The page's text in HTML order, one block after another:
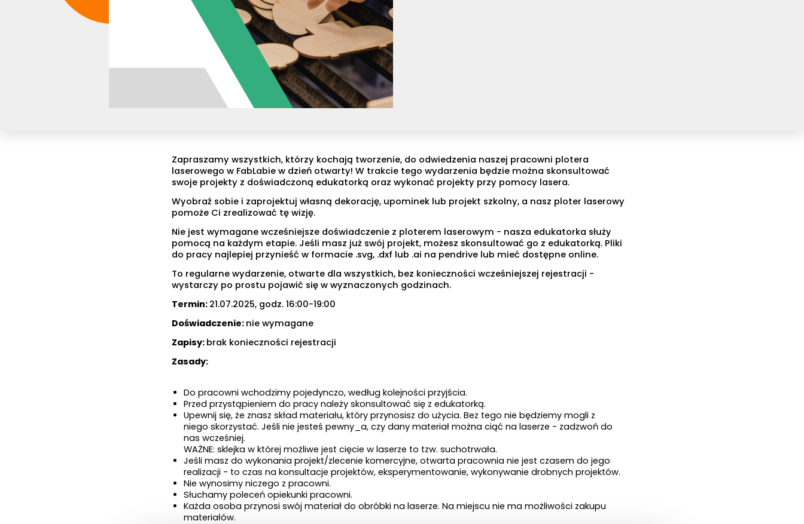
Zapraszamy wszystkich, którzy kochają tworzenie, do odwiedzenia naszej pracowni plotera
laserowego w FabLabie w dzień otwarty! W trakcie tego wydarzenia będzie można skonsultować
swoje projekty z doświadczoną edukatorką oraz wykonać projekty przy pomocy lasera.
Wyobraź sobie i zaprojektuj własną dekorację, upominek lub projekt szkolny, a nasz ploter laserowy
pomoże Ci zrealizować tę wizję.
Nie jest wymagane wcześniejsze doświadczenie z ploterem laserowym - nasza edukatorka służy
pomocą na każdym etapie. Jeśli masz już swój projekt, możesz skonsultować go z edukatorką. Pliki
do pracy najlepiej przynieść w formacie .svg, .dxf lub .ai na pendrive lub mieć dostępne online.
To regularne wydarzenie, otwarte dla wszystkich, bez konieczności wcześniejszej rejestracji -
wystarczy po prostu pojawić się w wyznaczonych godzinach.
Termin: 21.07.2025, godz. 16:00-19:00
Doświadczenie: nie wymagane
Zapisy: brak konieczności rejestracji
Zasady:
Do pracowni wchodzimy pojedynczo, według kolejności przyjścia.
Przed przystąpieniem do pracy należy skonsultować się z edukatorką.
Upewnij się, że znasz skład materiału, który przynosisz do użycia. Bez tego nie będziemy mogli z
niego skorzystać. Jeśli nie jesteś pewny_a, czy dany materiał można ciąć na laserze - zadzwoń do
nas wcześniej.
WAŻNE: sklejka w której możliwe jest cięcie w laserze to tzw. suchotrwała.
Jeśli masz do wykonania projekt/zlecenie komercyjne, otwarta pracownia nie jest czasem do jego
realizacji - to czas na konsultacje projektów, eksperymentowanie, wykonywanie drobnych projektów.
Nie wynosimy niczego z pracowni.
Słuchamy poleceń opiekunki pracowni.
Każda osoba przynosi swój materiał do obróbki na laserze. Na miejscu nie ma możliwości zakupu
materiałów.